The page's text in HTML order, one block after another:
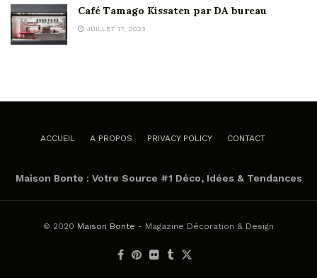
Café Tamago Kissaten par DA bureau
JUILLET 17, 2023
ACCUEIL A PROPOS PRIVACY POLICY CONTACT
Maison Bonte : Votre Source #1 Déco, Idées & Tendances
© 2020 Maison Bonte - Magazine Décoration & Design